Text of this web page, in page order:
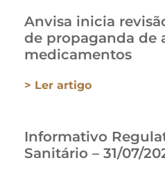
Anvisa inicia
de propaganda de
medicamentos
> Ler artigo
Informativo
Sanitário – 31/07/